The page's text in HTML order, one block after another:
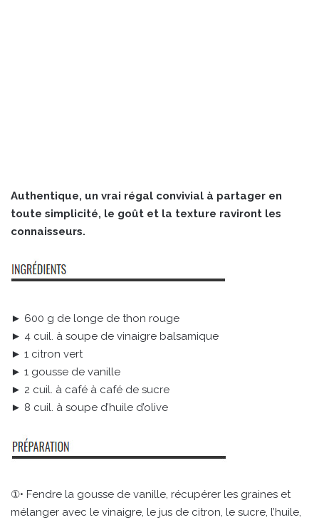
Authentique, un vrai régal convivial à partager en
toute simplicité, le goût et la texture raviront les
connaisseurs.
► 600 g de longe de thon rouge
► 4 cuil. à soupe de vinaigre balsamique
► 1 citron vert
► 1 gousse de vanille
► 2 cuil. à café à café de sucre
► 8 cuil. à soupe d’huile d’olive
①• Fendre la gousse de vanille, récupérer les graines et
mélanger avec le vinaigre, le jus de citron, le sucre, l’huile,